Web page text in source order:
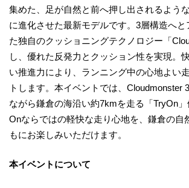
集めた、足が自然と前へ押し出されるよう
に進化させた最新モデルです。3層構造へ
た独自のクッショニングテクノロジー「
し、優れた反発力とクッション性を実現。
い推進力により、ランニング中の心地よい
トします。本イベントでは、Cloudmonster
ながら鎌倉の海沿い約7kmを走る「TryOn」
Onならではの軽快な走り心地を、鎌倉の自
もにお楽しみいただけます。
本イベントについて